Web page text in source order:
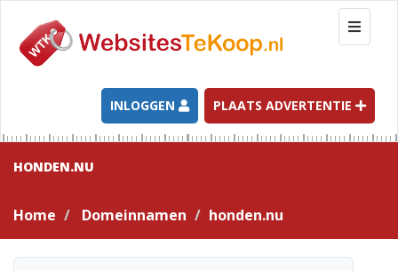
T
o
g
l
e
n
a
t
INLOGGEN PLAATS ADVERTENTIE
HONDEN.NU
Home Domeinnamen honden.nu